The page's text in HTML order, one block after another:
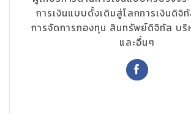
การเงินแบบดั้งเดิมสู่โลกการเงินดิจิ
การจัดการกองทุน สินทรัพย์ดิจิทัล บ
และอื่นๆ